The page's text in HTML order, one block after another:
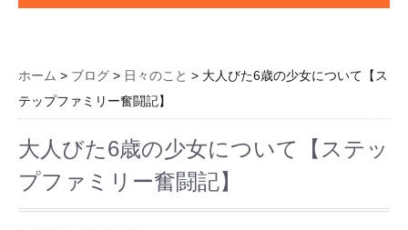
ホーム > ブログ > 日々のこと > 大人びた6歳の少女について【ス
テップファミリー奮闘記】
大人びた6歳の少女について【ステッ
プファミリー奮闘記】